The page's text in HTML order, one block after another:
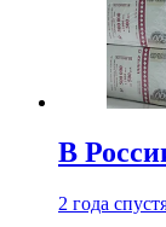
В
2 года